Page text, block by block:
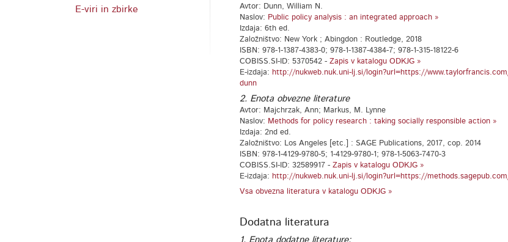
E-viri in zbirke
Avtor: Dunn, William N.
Naslov: Public policy analysis : an integrated approach »
Izdaja: 6th ed.
Založništvo: New York ; Abingdon : Routledge, 2018
ISBN: 978-1-1387-4383-0; 978-1-1387-4384-7; 978-1-315-18122-6
COBISS.SI-ID: 5370542 - Zapis v katalogu ODKJG »
E-izdaja: http://nukweb.nuk.uni-lj.si/login?url=https://
dunn
2. Enota obvezne literature
Avtor: Majchrzak, Ann; Markus, M. Lynne
Naslov: Methods for policy research : taking socially responsible action »
Izdaja: 2nd ed.
Založništvo: Los Angeles [etc.] : SAGE Publications, 2017, cop. 2014
ISBN: 978-1-4129-9780-5; 1-4129-9780-1; 978-1-5063-7470-3
COBISS.SI-ID: 32589917 - Zapis v katalogu ODKJG »
E-izdaja: http://nukweb.nuk.uni-lj.si/login?url=https://
Vsa obvezna literatura v katalogu ODKJG »
Dodatna literatura
1. Enota dodatne literature: